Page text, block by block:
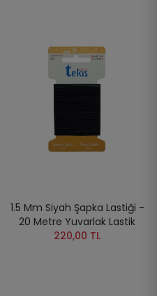
1.5 Mm Siyah Şapka Lastiği -
20 Metre Yuvarlak Lastik
220,00 TL